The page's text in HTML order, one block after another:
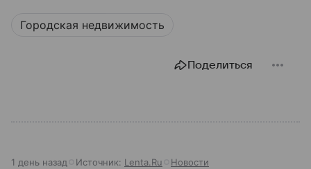
Городская недвижимость
Поделиться
1 день назад Источник: Lenta.Ru Новости